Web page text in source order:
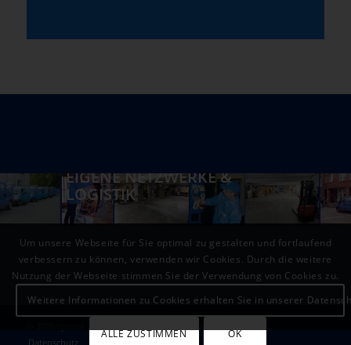
EIGENE NETZWERKE &
LOGISTIK
Datenschutz
Um unsere Webseite für Sie optimal zu gestalten und fortlaufend
verbessern zu können, verwenden wir Cookies. Durch die weitere
Nutzung der Webseite stimmen Sie der Verwendung von Cookies zu.
Weitere Informationen zu Cookies erhalten Sie in unserer
ALLE ZUSTIMMEN OK